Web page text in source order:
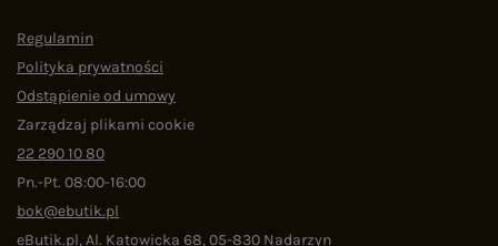
Regulamin
Polityka prywatności
Odstąpienie od umowy
Zarządzaj plikami cookie
22 290 10 80
Pn.-Pt. 08:00-16:00
bok@ebutik.pl
eButik.pl,Al. Katowicka 68,05-830 Nadarzyn